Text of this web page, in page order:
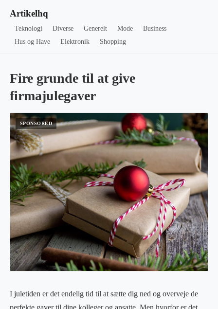
Artikelhq
Teknologi Diverse Generelt Mode
Business
Hus og Have
Elektronik Shopping
Fire grunde til at give
firmajulegaver
I juletiden er det endelig tid til at sætte dig ned og overveje de
perfekte gaver til dine kolleger og ansatte. Men hvorfor er det